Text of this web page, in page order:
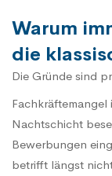
Warum
die
Die Gründe sind
Nachtschicht
Bewerbungen
betrifft längst